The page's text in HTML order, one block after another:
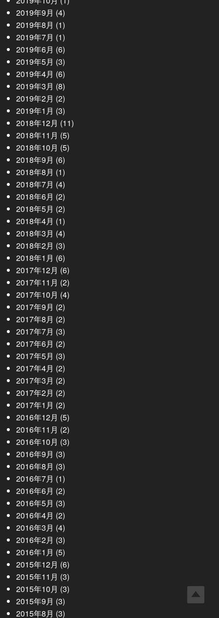
2019年9月 (4)
2019年8月 (1)
2019年7月 (1)
2019年6月 (6)
2019年5月 (3)
2019年4月 (6)
2019年3月 (8)
2019年2月 (2)
2019年1月 (3)
2018年12月 (11)
2018年11月 (5)
2018年10月 (5)
2018年9月 (6)
2018年8月 (1)
2018年7月 (4)
2018年6月 (2)
2018年5月 (2)
2018年4月 (1)
2018年3月 (4)
2018年2月 (3)
2018年1月 (6)
2017年12月 (6)
2017年11月 (2)
2017年10月 (4)
2017年9月 (2)
2017年8月 (2)
2017年7月 (3)
2017年6月 (2)
2017年5月 (3)
2017年4月 (2)
2017年3月 (2)
2017年2月 (2)
2017年1月 (2)
2016年12月 (5)
2016年11月 (2)
2016年10月 (3)
2016年9月 (3)
2016年8月 (3)
2016年7月 (1)
2016年6月 (2)
2016年5月 (3)
2016年4月 (2)
2016年3月 (4)
2016年2月 (3)
2016年1月 (5)
2015年12月 (6)
2015年11月 (3)
2015年10月 (3)
2015年9月 (3)
2015年8月 (3)